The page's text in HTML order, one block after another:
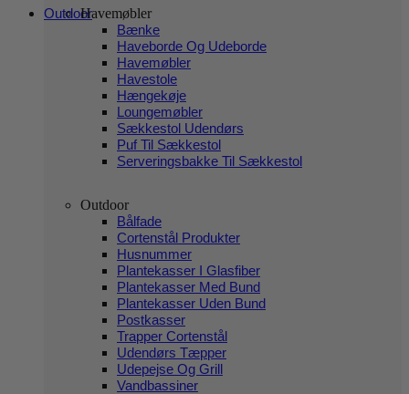
varesiden
OutdoorHavemøbler
Bænke
Haveborde Og Udeborde
Havemøbler
Havestole
Hængekøje
Loungemøbler
Sækkestol Udendørs
Puf Til Sækkestol
Serveringsbakke Til Sækkestol
Outdoor
Bålfade
Cortenstål Produkter
Husnummer
Plantekasser I Glasfiber
Plantekasser Med Bund
Plantekasser Uden Bund
Postkasser
Trapper Cortenstål
Udendørs Tæpper
Udepejse Og Grill
Vandbassiner